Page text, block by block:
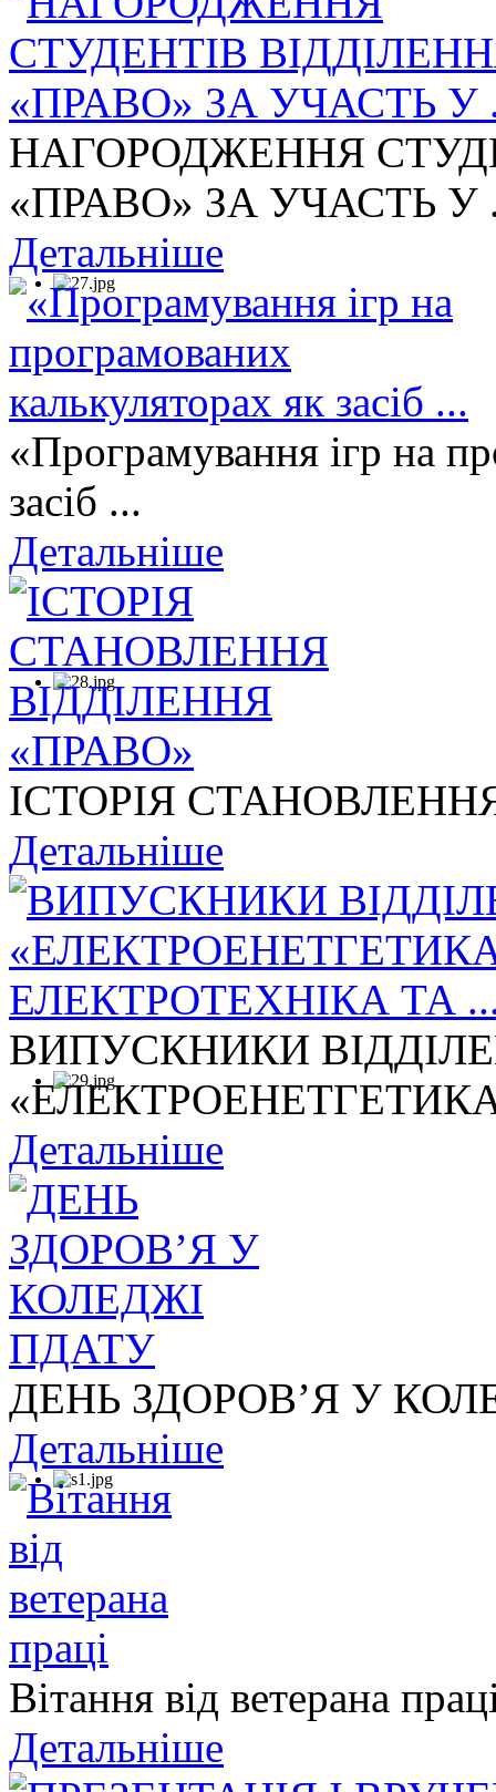
НАГОРОДЖЕННЯ
«ПРАВО» ЗА УЧАСТЬ У
Детальніше
«Програмування ігр на
засіб ...
Детальніше
ІСТОРІЯ
Детальніше
ВИПУСКНИКИ
Детальніше
ДЕНЬ ЗДОРОВ’Я У
Детальніше
Вітання від ветерана
Детальніше